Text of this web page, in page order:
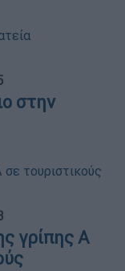
στην
γρίπης Α